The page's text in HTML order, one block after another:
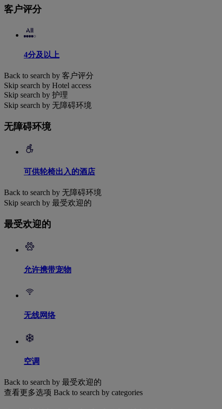
客户评分
4分及以上
Back to search by 客户评分
Skip search by Hotel access
Skip search by 护理
Skip search by 无障碍环境
无障碍环境
可供轮椅出入的酒店
Back to search by 无障碍环境
Skip search by 最受欢迎的
最受欢迎的
允许携带宠物
无线网络
空调
Back to search by 最受欢迎的
查看更多选项 Back to search by categories